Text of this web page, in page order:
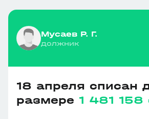
Мусаев Р. Г.
должник
18 апреля списан
размере 1 481 158